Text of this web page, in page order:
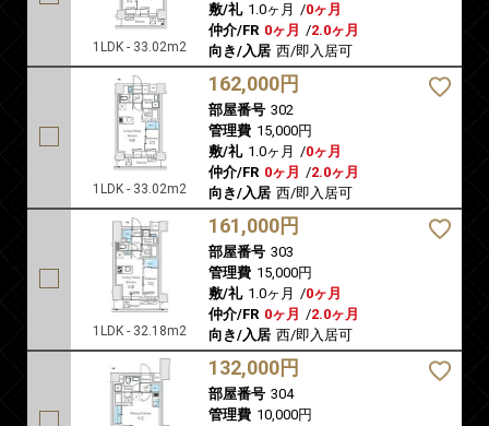
1LDK - 33.02m2
敷/礼 1.0ヶ月 /0ヶ月
仲介/FR 0ヶ月 /2.0ヶ月
向き/入居 西/即入居可
1LDK - 33.02m2
162,000円
部屋番号 302
管理費 15,000円
敷/礼 1.0ヶ月 /0ヶ月
仲介/FR 0ヶ月 /2.0ヶ月
向き/入居 西/即入居可
1LDK - 32.18m2
161,000円
部屋番号 303
管理費 15,000円
敷/礼 1.0ヶ月 /0ヶ月
仲介/FR 0ヶ月 /2.0ヶ月
向き/入居 西/即入居可
132,000円
部屋番号 304
管理費 10,000円